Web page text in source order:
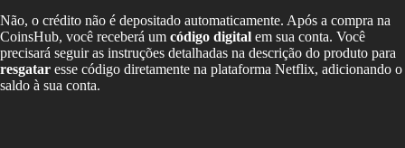
Não, o crédito não é depositado automaticamente. Após a compra na
CoinsHub, você receberá um código digital em sua conta. Você
precisará seguir as instruções detalhadas na descrição do produto para
resgatar esse código diretamente na plataforma Netflix, adicionando o
saldo à sua conta.